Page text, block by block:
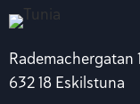
Rademachergatan
632 18 Eskilstuna